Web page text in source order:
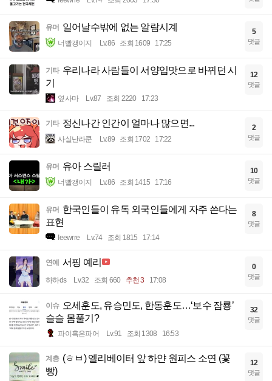
유머 일어날수밖에 없는 알람시계
너빨갱이지 Lv.86 조회 1609 17:25
5
댓글
기타 우리나라 사람들이 서양입맛으로 바뀌던 시
기
옆사마 Lv.87 조회 2220 17:23
12
댓글
기타 정신나간 인간이 얼마나 많으면...
사실난라쿤 Lv.89 조회 1702 17:22
2
댓글
유머 유아 스릴러
너빨갱이지 Lv.86 조회 1415 17:16
10
댓글
유머 한국인들이 유독 외국인들에게 자주 쓴다는
표현
Ieewrre Lv.74 조회 1815 17:14
8
댓글
연예 서핑 예리
하하ds Lv.32 조회 660 추천 3 17:08
0
댓글
이슈 오세훈도, 유승민도, 한동훈도…‘보수 잠룡’
슬슬 몸풀기?
파이혹은파어 Lv.91 조회 1308 16:53
32
댓글
계층 (ㅎㅂ) 엘리베이터 앞 하얀 원피스 소연 (꽃
빵)
12
댓글